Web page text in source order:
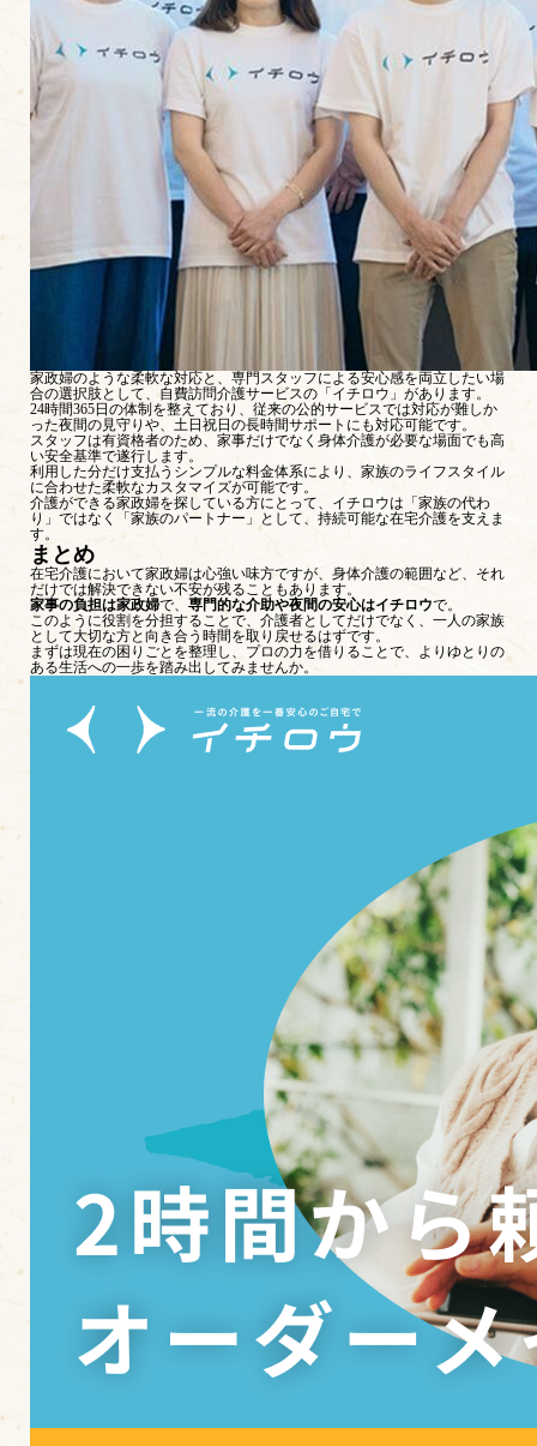
家政婦のような柔軟な対応と、専門スタッフによる安心感を両立したい場
合の選択肢として、自費訪問介護サービスの「イチロウ」があります。
24時間365日の体制を整えており、従来の公的サービスでは対応が難しか
った夜間の見守りや、土日祝日の長時間サポートにも対応可能です。
スタッフは有資格者のため、家事だけでなく身体介護が必要な場面でも高
い安全基準で遂行します。
利用した分だけ支払うシンプルな料金体系により、家族のライフスタイル
に合わせた柔軟なカスタマイズが可能です。
介護ができる家政婦を探している方にとって、イチロウは「家族の代わ
り」ではなく「家族のパートナー」として、持続可能な在宅介護を支えま
す。
まとめ
在宅介護において家政婦は心強い味方ですが、身体介護の範囲など、それ
だけでは解決できない不安が残ることもあります。
家事の負担は家政婦で、 専門的な介助や夜間の安心はイチロウで。
このように役割を分担することで、介護者としてだけでなく、一人の家族
として大切な方と向き合う時間を取り戻せるはずです。
まずは現在の困りごとを整理し、プロの力を借りることで、よりゆとりの
ある生活への一歩を踏み出してみませんか。